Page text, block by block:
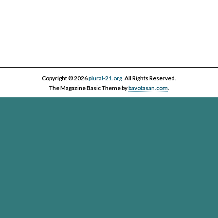
Copyright © 2026plural-21.org. All Rights Reserved.
The Magazine Basic Theme bybavotasan.com.